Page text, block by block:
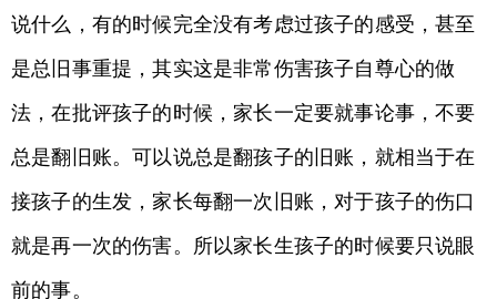
说什么，有的时候完全没有考虑过孩子的感受，甚至
是总旧事重提，其实这是非常伤害孩子自尊心的做
法，在批评孩子的时候，家长一定要就事论事，不要
总是翻旧账。可以说总是翻孩子的旧账，就相当于在
接孩子的生发，家长每翻一次旧账，对于孩子的伤口
就是再一次的伤害。所以家长生孩子的时候要只说眼
前的事。